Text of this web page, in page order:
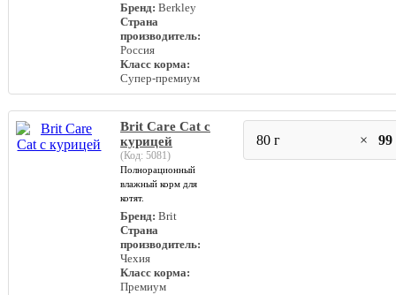
Бренд: Berkley
Страна
производитель:
Россия
Класс корма:
Супер-премиум
Brit Care Cat с
курицей
(Код: 5081)
Полнорационный
влажный корм для
котят.
Бренд: Brit
Страна
производитель:
Чехия
Класс корма:
Премиум
80 г ×